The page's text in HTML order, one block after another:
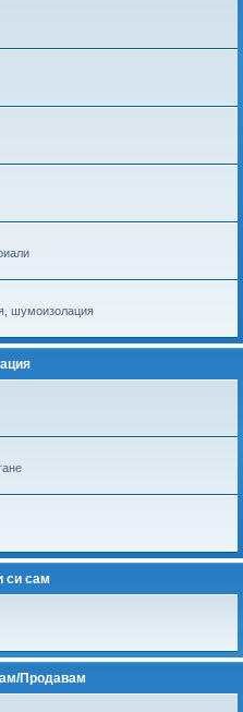
шумоизолация
си сам
Продавам